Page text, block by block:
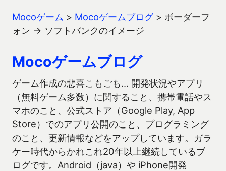
Mocoゲーム > Mocoゲームブログ> ボーダーフ
ォン → ソフトバンクのイメージ
Mocoゲームブログ
ゲーム作成の悲喜こもごも… 開発状況やアプリ
（無料ゲーム多数）に関すること、携帯電話やス
マホのこと、公式ストア（Google Play, App
Store）でのアプリ公開のこと、プログラミング
のこと、更新情報などをアップしています。ガラ
ケー時代からかれこれ20年以上継続しているブ
ログです。Android（java）や iPhone開発